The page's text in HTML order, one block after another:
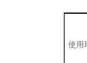
使用